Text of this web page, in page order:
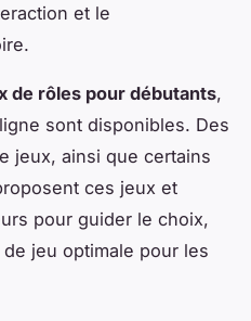
et le
de rôles pour débutants,
sont disponibles. Des
jeux, ainsi que certains
ces jeux et
pour guider le choix,
jeu optimale pour les